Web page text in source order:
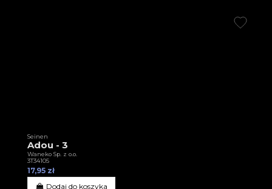
Seinen
Adou - 3
Waneko Sp. z o.o.
3T34105
17,95 zł
Dodaj do koszyka